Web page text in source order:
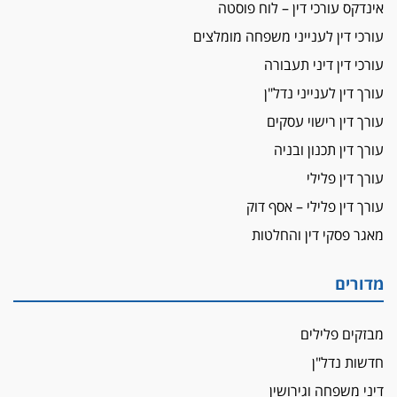
דין ומקרקעין
עורך דין ברמת השרון נחקר בחשד למרמה בעסקת
נדל"ן
"אני מכינה 5-6 ג'וינטים ביום"
תובעת משטרתית פוטרה בחשד לעישון סמים
שנחשף בפעילות בלשים בטלגרם
לא בכל יום
עו"ד שרון נהרי חיתן את בנו הבכור דניאל
הכנסת אישרה
הגבלת שכר טרחה בייצוג נכי צה"ל ונפגעי פעולות
איבה
איתות מירושלים
יו"ר המחוז צ'צ'קס מכנס ישיבה להדחת
מחאת הפרקליטים והסנגורים
יצאו לשעה מבית המשפט ועמדו בחוץ לאות הזדהות
עם השופטים
אינדקס עורכי דין – לוח פוסטה
עורכי דין לענייני משפחה מומלצים
עורכי דין דיני תעבורה
עורך דין לענייני נדל"ן
עורך דין רישוי עסקים
עורך דין תכנון ובניה
עורך דין פלילי
עורך דין פלילי – אסף דוק
מאגר פסקי דין והחלטות
מדורים
מבזקים פלילים
חדשות נדל"ן
דיני משפחה וגירושין